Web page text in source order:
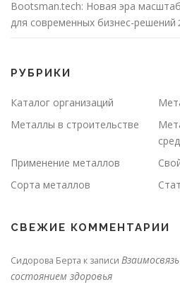
Bootsman.tech: Новая эра
для современных бизнес-решений
РУБРИКИ
Каталог организаций
Металлы в строительстве
Применение металлов
Сорта металлов
СВЕЖИЕ КОММЕНТАРИИ
Сидорова Берта к записи
состоянием здоровья